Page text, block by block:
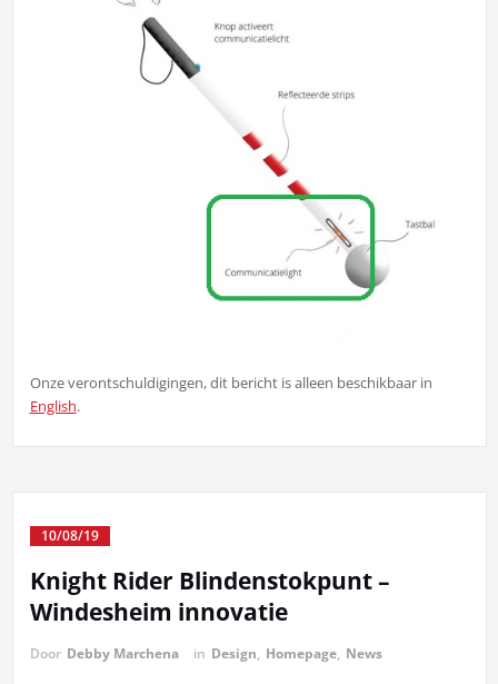
Onze verontschuldigingen, dit bericht is alleen beschikbaar in
English.
10/08/19
Knight Rider Blindenstokpunt –
Windesheim innovatie
Door Debby Marchena in Design, Homepage, News